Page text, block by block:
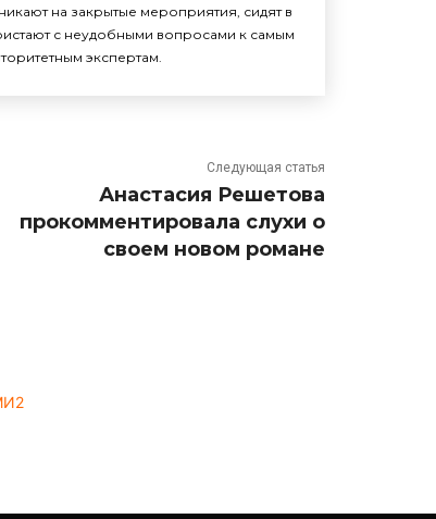
на закрытые мероприятия, сидят в
с неудобными вопросами к самым
экспертам.
Следующая статья
Анастасия Решетова
прокомментировала слухи о
своем новом романе